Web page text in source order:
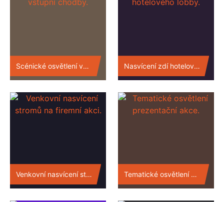
Scénické osvětlení vstupní chodby. Nasvícení zdí hotelového lobby.
Venkovní nasvícení stromů na firemní akci. Tematické osvětlení prezentační akce.